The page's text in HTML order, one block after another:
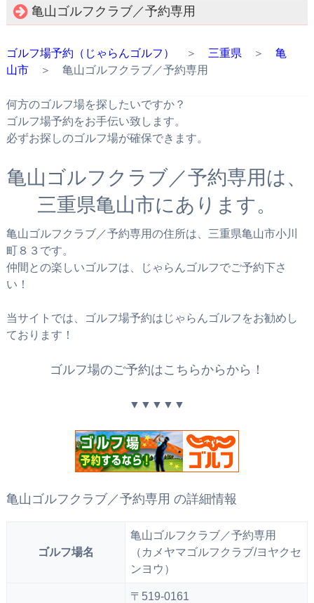
亀山ゴルフクラブ／予約専用
ゴルフ場予約（じゃらんゴルフ） ＞ 三重県 ＞ 亀
山市＞ 亀山ゴルフクラブ／予約専用
何方のゴルフ場を探したいですか？
ゴルフ場予約をお手伝い致します。
必ずお探しのゴルフ場が確保できます。
亀山ゴルフクラブ／予約専用は、
三重県亀山市にあります。
亀山ゴルフクラブ／予約専用の住所は、三重県亀山市小川
町８３です。
仲間との楽しいゴルフは、じゃらんゴルフでご予約下さ
い！
当サイトでは、ゴルフ場予約はじゃらんゴルフをお勧めし
ております！
ゴルフ場のご予約はこちらからから！
▼▼▼▼▼
亀山ゴルフクラブ／予約専用 の詳細情報
ゴルフ場名
亀山ゴルフクラブ／予約専用
（カメヤマゴルフクラブ/ヨヤクセ
ンヨウ）
〒519-0161